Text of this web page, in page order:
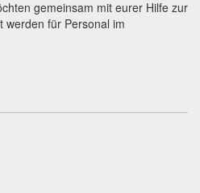
gemeinsam mit eurer Hilfe zur
werden für Personal im